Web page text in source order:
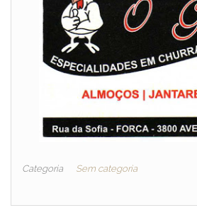
Categoria Sem categoria